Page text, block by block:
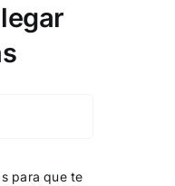
para que te